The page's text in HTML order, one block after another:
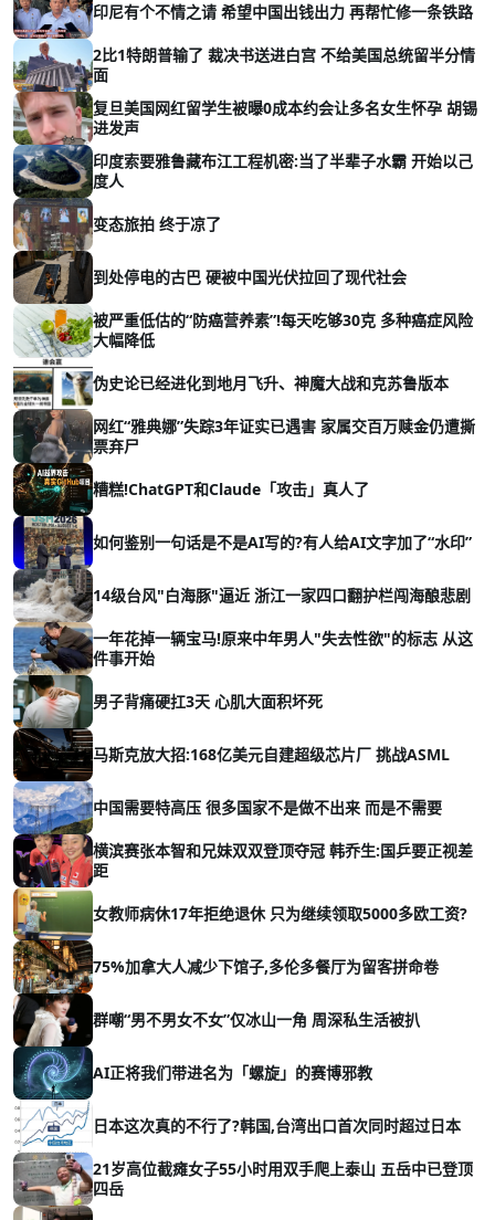
印尼有个不情之请 希望中国出钱出力 再帮忙修一条铁路
2比1特朗普输了 裁决书送进白宫 不给美国总统留半分情
面
复旦美国网红留学生被曝0成本约会让多名女生怀孕 胡锡
进发声
印度索要雅鲁藏布江工程机密:当了半辈子水霸 开始以己
度人
变态旅拍 终于凉了
到处停电的古巴 硬被中国光伏拉回了现代社会
被严重低估的“防癌营养素”!每天吃够30克 多种癌症风险
大幅降低
伪史论已经进化到地月飞升、神魔大战和克苏鲁版本
网红“雅典娜”失踪3年证实已遇害 家属交百万赎金仍遭撕
票弃尸
糟糕!ChatGPT和Claude「攻击」真人了
如何鉴别一句话是不是AI写的?有人给AI文字加了“水印”
14级台风"白海豚"逼近 浙江一家四口翻护栏闯海酿悲剧
一年花掉一辆宝马!原来中年男人"失去性欲"的标志 从这
件事开始
男子背痛硬扛3天 心肌大面积坏死
马斯克放大招:168亿美元自建超级芯片厂 挑战ASML
中国需要特高压 很多国家不是做不出来 而是不需要
横滨赛张本智和兄妹双双登顶夺冠 韩乔生:国乒要正视差
距
女教师病休17年拒绝退休 只为继续领取5000多欧工资?
75%加拿大人减少下馆子,多伦多餐厅为留客拼命卷
群嘲“男不男女不女”仅冰山一角 周深私生活被扒
AI正将我们带进名为「螺旋」的赛博邪教
日本这次真的不行了?韩国,台湾出口首次同时超过日本
21岁高位截瘫女子55小时用双手爬上泰山 五岳中已登顶
四岳